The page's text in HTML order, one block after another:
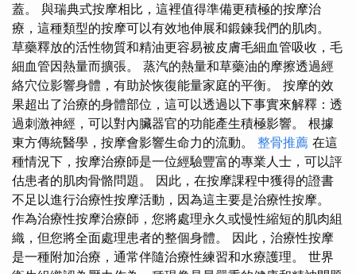
蓋。 與瑞典式按摩相比，這裡值得準備更積極的按摩治
療，這種類型的按摩可以有效地伸展和鍛鍊我們的肌肉。
草藥釋放的活性物質和精油更容易被皮膚毛細血管吸收，毛
細血管因熱量而擴張。 蒸汽的熱量和草藥油的摩擦透過經
絡穴位影響身體，有助於恢復能量家庭的平衡。 按摩的效
果超出了治療的身體部位，這可以透過以下事實來解釋：透
過刺激神經，可以對內臟器官的功能產生積極影響。 根據
東方傳統醫學，按摩會影響生命力的流動。 整骨推薦 在這
種情況下，按摩治療師是一位經驗豐富的專業人士，可以評
估患者的肌肉骨骼問題。 因此，在按摩課程中獲得的證書
不足以進行治療性按摩活動，因為這主要是治療性按摩。
作為治療性按摩治療師，您將處理永久或慢性縮短的肌肉組
織，但您將全面處理患者的整個身體。 因此，治療性按摩
是一種附加治療，通常伴隨治療性練習和水療護理。 世界